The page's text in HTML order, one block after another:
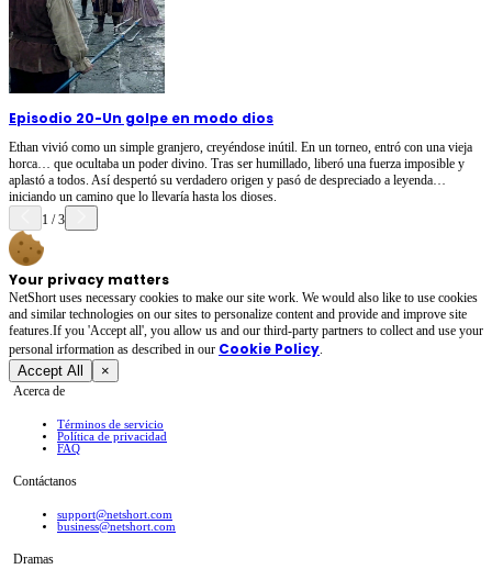
Episodio 20-Un golpe en modo dios
Ethan vivió como un simple granjero, creyéndose inútil. En un torneo, entró con una vieja
horca… que ocultaba un poder divino. Tras ser humillado, liberó una fuerza imposible y
aplastó a todos. Así despertó su verdadero origen y pasó de despreciado a leyenda…
iniciando un camino que lo llevaría hasta los dioses.
1 /3
Your privacy matters
NetShort uses necessary cookies to make our site work. We would also like to use cookies
and similar technologies on our sites to personalize content and provide and improve site
features.If you 'Accept all', you allow us and our third-party partners to collect and use your
personal irformation as described in our Cookie Policy.
Accept All ×
Acerca de
Términos de servicio
Política de privacidad
FAQ
Contáctanos
support@netshort.com
business@netshort.com
Dramas